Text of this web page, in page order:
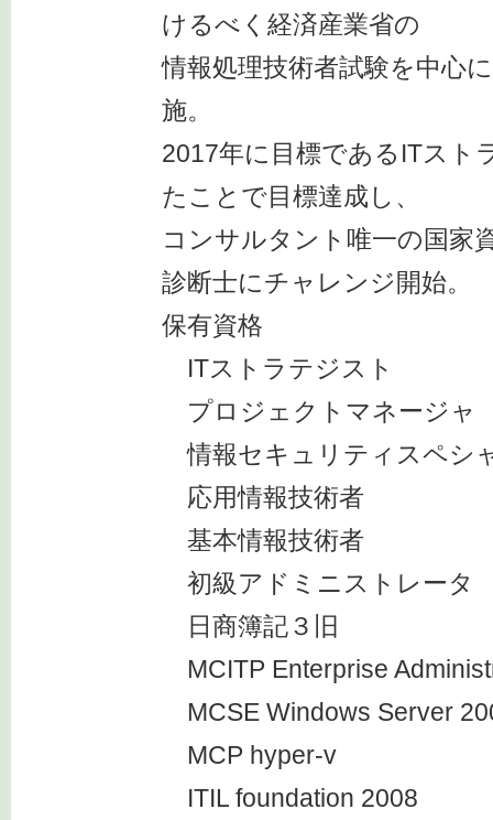
けるべく経済産業省の
情報処理技術者試験を中心
施。
2017年に目標であるITスト
たことで目標達成し、
コンサルタント唯一の国家
診断士にチャレンジ開始。
保有資格
ITストラテジスト
プロジェクトマネージャ
情報セキュリティスペシ
応用情報技術者
基本情報技術者
初級アドミニストレータ
日商簿記３旧
MCITP Enterprise
MCSE Windows Server
MCP hyper-v
ITIL foundation 2008